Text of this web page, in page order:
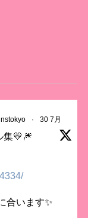
· 30 7月
集💛🎆
合います✨